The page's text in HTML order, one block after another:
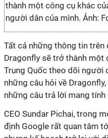
thành một công cụ khác
người dân của mình. Ảnh:
Tất cả những thông tin trên
Dragonfly sẽ trở thành một
Trung Quốc theo dõi người
những câu hỏi về
những câu trả lời mang tính
CEO Sundar Pichai, trong
định Google rất quan tâm